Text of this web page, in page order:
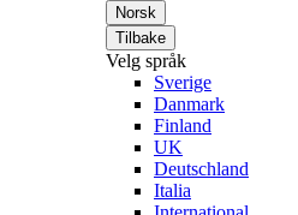
Norsk
Tilbake
Velg språk
Sverige
Danmark
Finland
UK
Deutschland
Italia